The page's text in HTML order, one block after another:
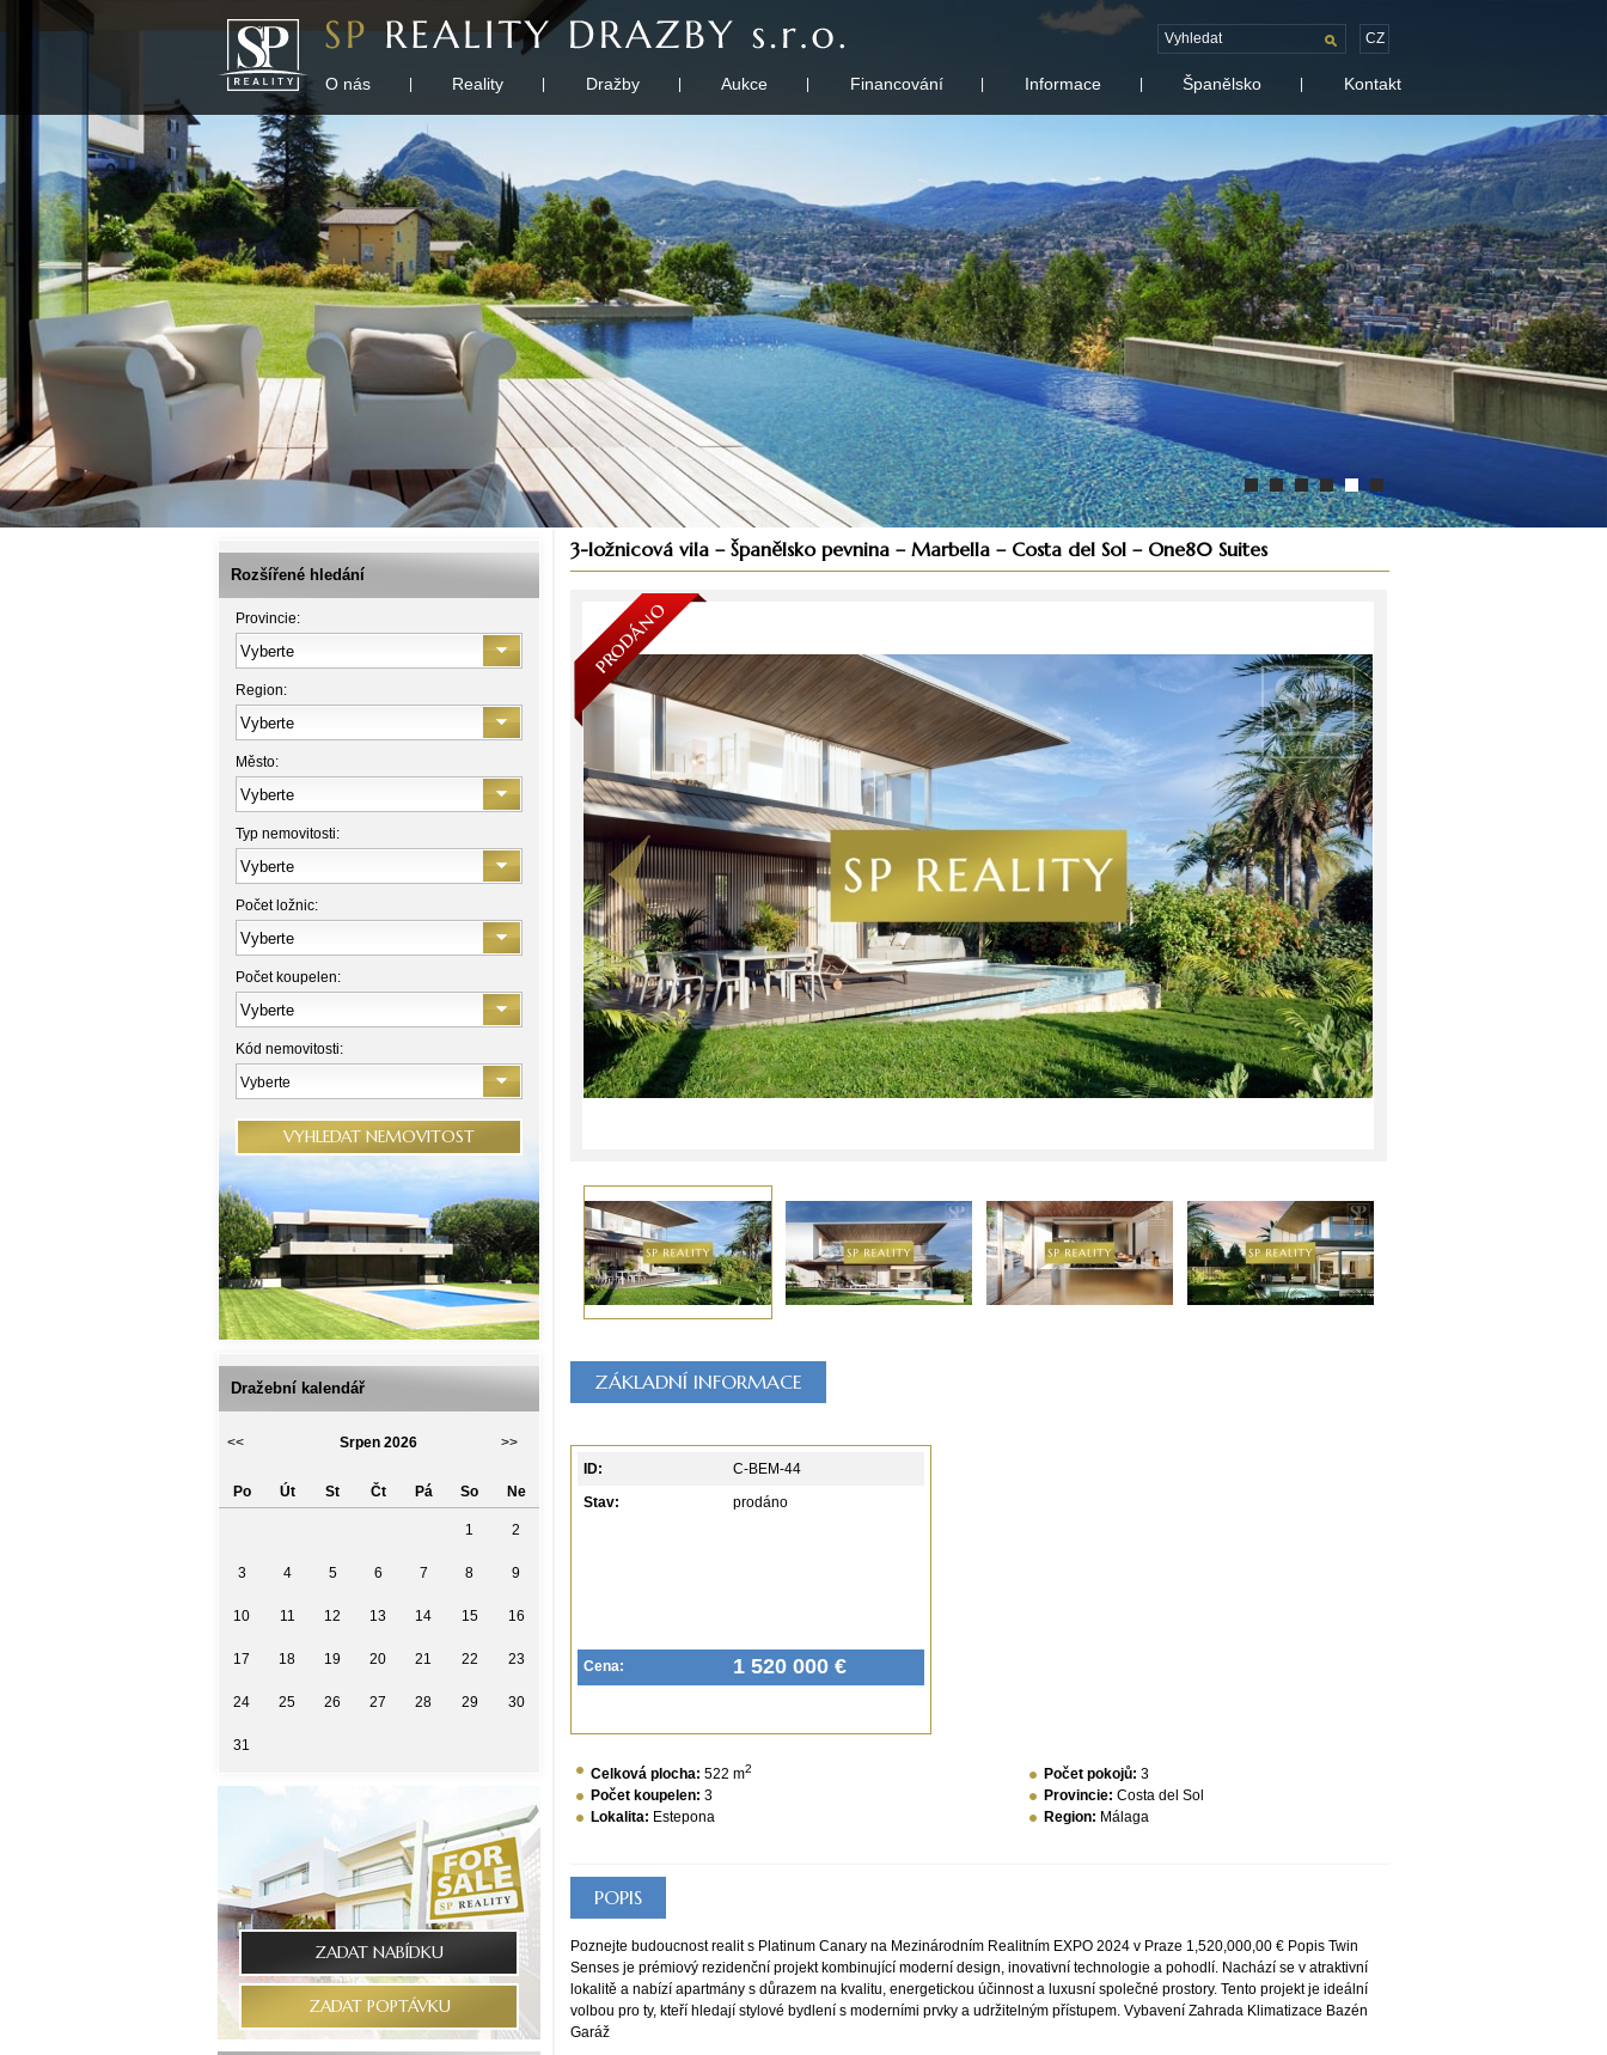
CZ
O nás Reality Dražby Aukce Financování Informace Španělsko Kontakt
Rozšířené hledání
Provincie:
Region:
Město:
Typ nemovitosti:
Počet ložnic:
Počet koupelen:
Kód nemovitosti:
Vyberte
VYHLEDAT NEMOVITOST
Dražební kalendář
<< Srpen 2026 >>
Po Út St Čt Pá So Ne
1 2
3 4 5 6 7 8 9
10 11 12 13 14 15 16
17 18 19 20 21 22 23
24 25 26 27 28 29 30
31
ZADAT NABÍDKU
ZADAT POPTÁVKU
3-ložnicová vila – Španělsko pevnina – Marbella – Costa del Sol – One80 Suites
ZÁKLADNÍ INFORMACE
ID: C-BEM-44
Stav: prodáno
Cena: 1 520 000 €
Celková plocha: 522 m2 Počet pokojů: 3
Počet koupelen: 3 Provincie: Costa del Sol
Lokalita: Estepona Region: Málaga
POPIS
Poznejte budoucnost realit s Platinum Canary na Mezinárodním Realitním EXPO 2024 v Praze 1,520,000,00 € Popis Twin
Senses je prémiový rezidenční projekt kombinující moderní design, inovativní technologie a pohodlí. Nachází se v atraktivní
lokalitě a nabízí apartmány s důrazem na kvalitu, energetickou účinnost a luxusní společné prostory. Tento projekt je ideální
volbou pro ty, kteří hledají stylové bydlení s moderními prvky a udržitelným přístupem. Vybavení Zahrada Klimatizace Bazén
Garáž